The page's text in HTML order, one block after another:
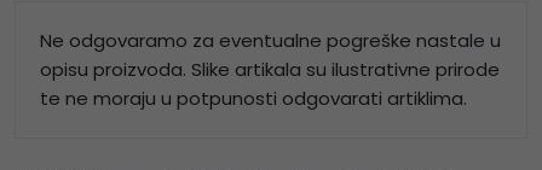
Ne odgovaramo za eventualne pogreške nastale u
opisu proizvoda. Slike artikala su ilustrativne prirode
te ne moraju u potpunosti odgovarati artiklima.